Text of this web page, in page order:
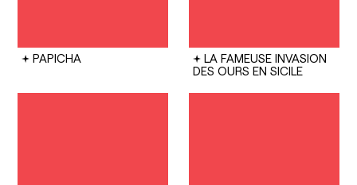
PAPICHA
LA FAMEUSE INVASION
DES OURS EN SICILE